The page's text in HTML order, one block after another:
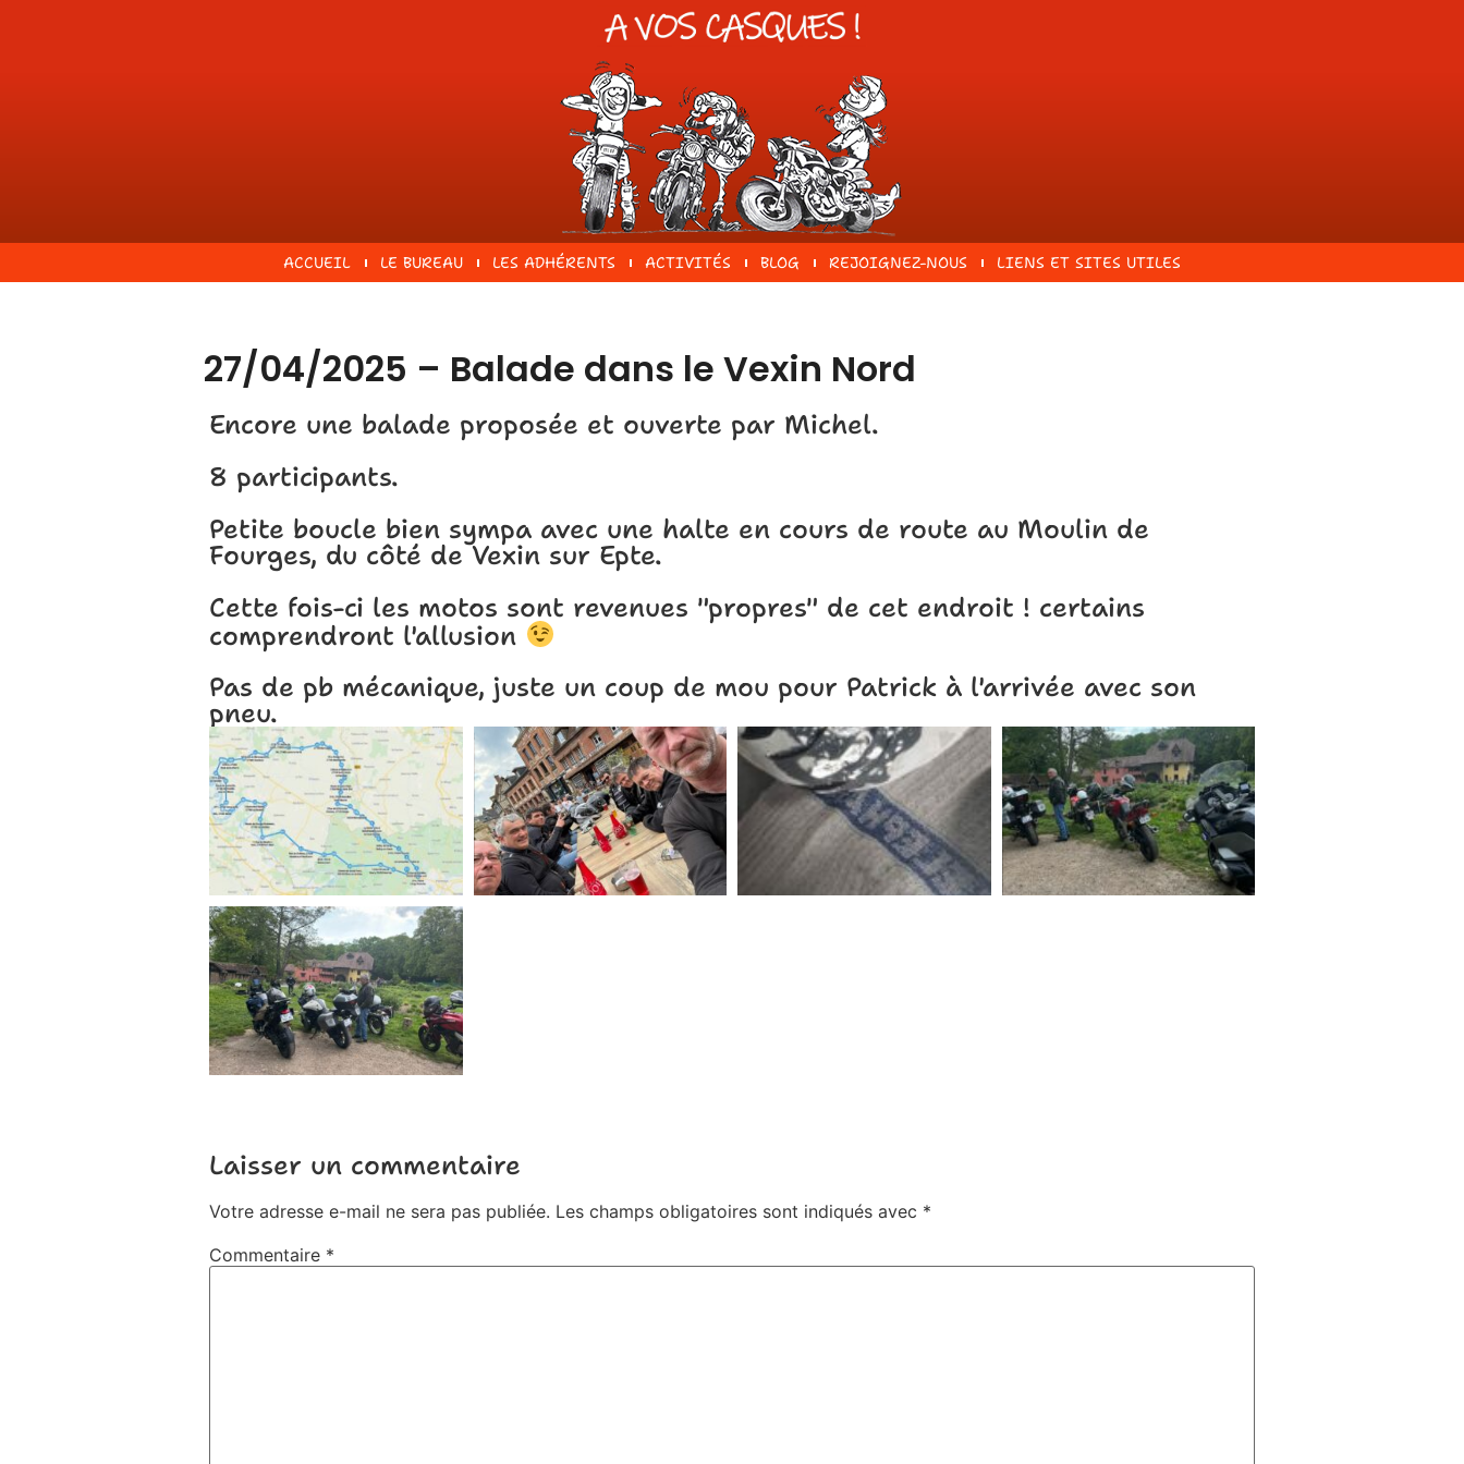
ACCUEIL LE BUREAU LES ADHÉRENTS ACTIVITÉS BLOG REJOIGNEZ-NOUS LIENS ET SITES UTILES
27/04/2025 – Balade dans le Vexin Nord
Encore une balade proposée et ouverte par Michel.
8 participants.
Petite boucle bien sympa avec une halte en cours de route au Moulin de
Fourges, du côté de Vexin sur Epte.
Cette fois-ci les motos sont revenues "propres" de cet endroit ! certains
comprendront l'allusion
Pas de pb mécanique, juste un coup de mou pour Patrick à l'arrivée avec son
pneu.
Laisser un commentaire
Votre adresse e-mail ne sera pas publiée. Les champs obligatoires sont indiqués avec *
Commentaire *